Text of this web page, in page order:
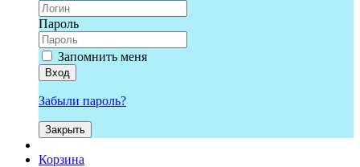
Пароль
Запомнить меня
Вход
Забыли пароль?
Закрыть
Корзина